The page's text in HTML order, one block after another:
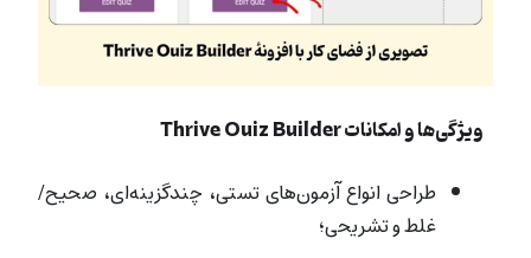
ویژگی‌ها و امکانات Thrive Quiz Builder
طراحی انواع آزمون‌های تستی، چندگزینه‌ای، صحیح/
غلط و تشریحی؛